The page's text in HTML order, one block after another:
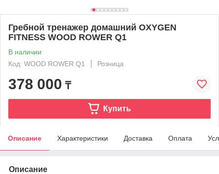
Гребной тренажер домашний OXYGEN
FITNESS WOOD ROWER Q1
В наличии
Код: WOOD ROWER Q1
Розница
378 000 ₸
Купить
Описание Характеристики Доставка Оплата
Описание